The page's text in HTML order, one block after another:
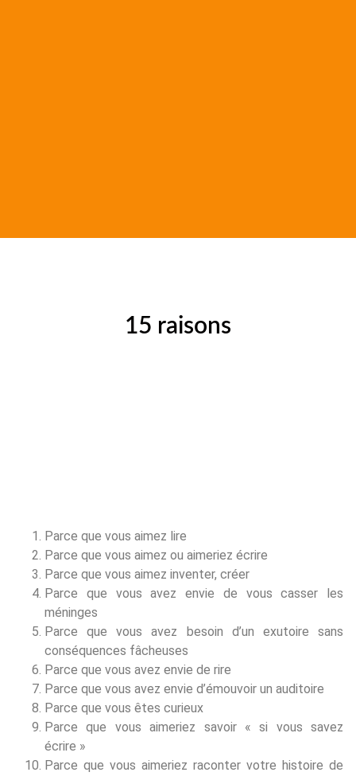
15 raisons
Parce que vous aimez lire
Parce que vous aimez ou aimeriez écrire
Parce que vous aimez inventer, créer
Parce que vous avez envie de vous casser les
méninges
Parce que vous avez besoin d’un exutoire sans
conséquences fâcheuses
Parce que vous avez envie de rire
Parce que vous avez envie d’émouvoir un auditoire
Parce que vous êtes curieux
Parce que vous aimeriez savoir « si vous savez
écrire »
Parce que vous aimeriez raconter votre histoire de